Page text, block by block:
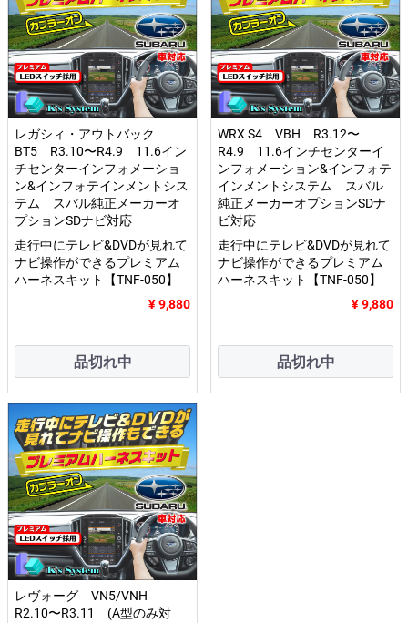
レガシィ・アウトバック
BT5 R3.10〜R4.9 11.6イン
チセンターインフォメーショ
ン&インフォテインメントシス
テム スバル純正メーカーオ
プションSDナビ対応
走行中にテレビ&DVDが見れて
ナビ操作ができるプレミアム
ハーネスキット【TNF-050】
¥ 9,880
品切れ中
WRX S4 VBH R3.12〜
R4.9 11.6インチセンターイ
ンフォメーション&インフォテ
インメントシステム スバル
純正メーカーオプションSDナ
ビ対応
走行中にテレビ&DVDが見れて
ナビ操作ができるプレミアム
ハーネスキット【TNF-050】
¥ 9,880
品切れ中
レヴォーグ VN5/VNH
R2.10〜R3.11 (A型のみ対